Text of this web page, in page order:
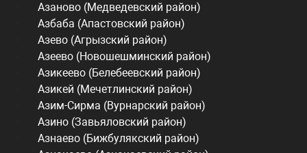
Азаново (Медведевский район)
Азбаба (Апастовский район)
Азево (Агрызский район)
Азеево (Новошешминский район)
Азикеево (Белебеевский район)
Азикей (Мечетлинский район)
Азим-Сирма (Вурнарский район)
Азино (Завьяловский район)
Азнаево (Бижбулякский район)